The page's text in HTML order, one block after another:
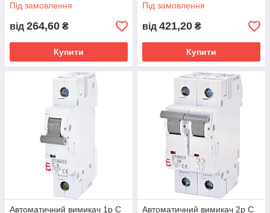
Під замовлення
від 264,60 ₴
Купити
Під замовлення
від 421,20 ₴
Купити
Автоматичний вимикач 1p C
Автоматичний вимикач 2p C